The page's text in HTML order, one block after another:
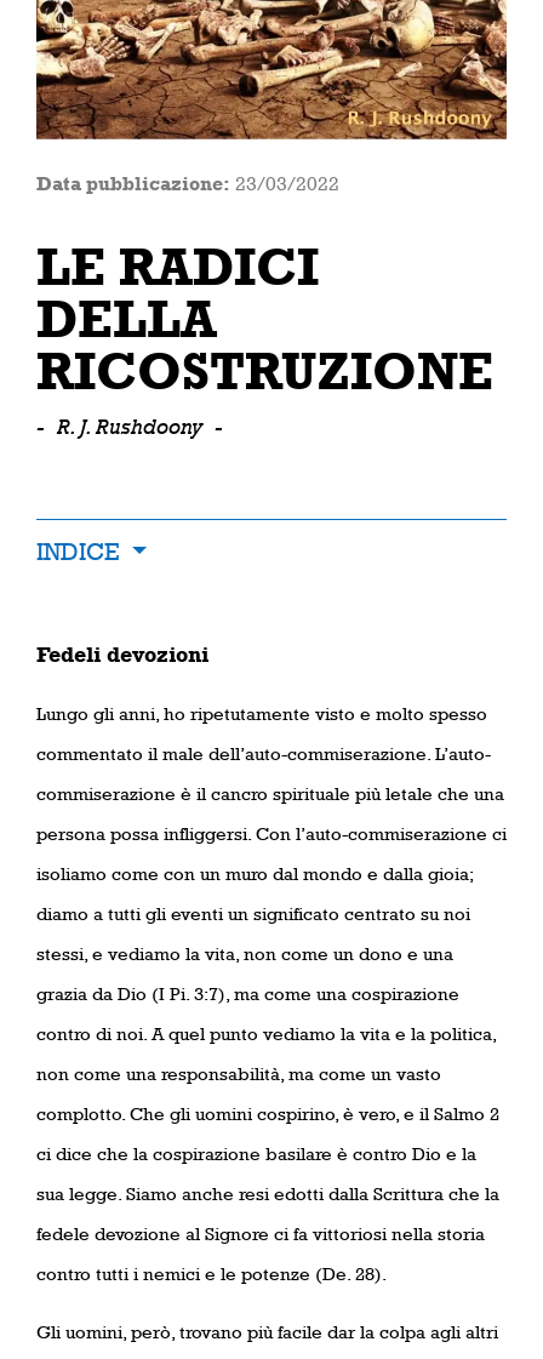
Data pubblicazione: 23/03/2022
LE RADICI
DELLA
RICOSTRUZIONE
- R. J. Rushdoony -
INDICE
Fedeli devozioni
Lungo gli anni, ho ripetutamente visto e molto spesso
commentato il male dell’auto-commiserazione. L’auto-
commiserazione è il cancro spirituale più letale che una
persona possa infliggersi. Con l’auto-commiserazione ci
isoliamo come con un muro dal mondo e dalla gioia;
diamo a tutti gli eventi un significato centrato su noi
stessi, e vediamo la vita, non come un dono e una
grazia da Dio (I Pi. 3:7), ma come una cospirazione
contro di noi. A quel punto vediamo la vita e la politica,
non come una responsabilità, ma come un vasto
complotto. Che gli uomini cospirino, è vero, e il Salmo 2
ci dice che la cospirazione basilare è contro Dio e la
sua legge. Siamo anche resi edotti dalla Scrittura che la
fedele devozione al Signore ci fa vittoriosi nella storia
contro tutti i nemici e le potenze (De. 28).
Gli uomini, però, trovano più facile dar la colpa agli altri